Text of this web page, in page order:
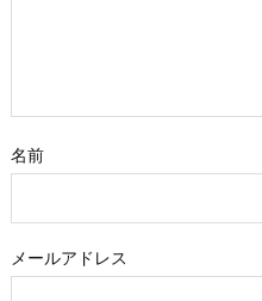
名前
メールアドレス